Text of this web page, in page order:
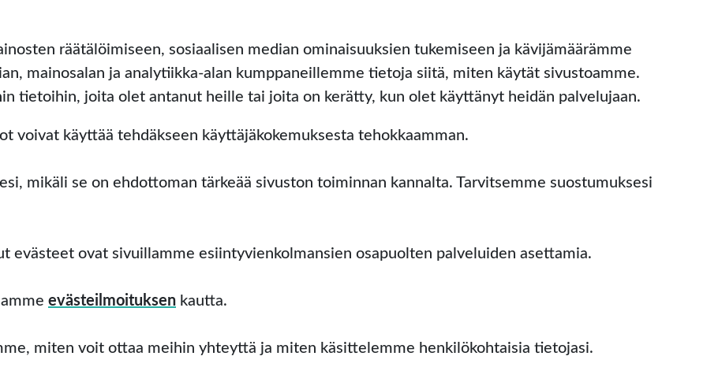
räätälöimiseen, sosiaalisen median ominaisuuksien tukemiseen ja kävijämäärämme
mainosalan ja analytiikka-alan kumppaneillemme tietoja siitä, miten käytät sivustoamme.
tietoihin, joita olet antanut heille tai joita on kerätty, kun olet käyttänyt heidän palvelujaan.
voivat käyttää tehdäkseen käyttäjäkokemuksesta tehokkaamman.
mikäli se on ehdottoman tärkeää sivuston toiminnan kannalta. Tarvitsemme suostumuksesi
evästeet ovat sivuillamme esiintyvienkolmansien osapuolten palveluiden asettamia.
evästeilmoituksen kautta.
miten voit ottaa meihin yhteyttä ja miten käsittelemme henkilökohtaisia tietojasi.